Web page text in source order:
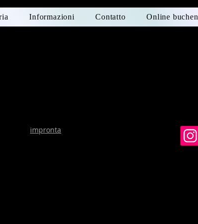
Informazioni Contatto Online buchen
impronta